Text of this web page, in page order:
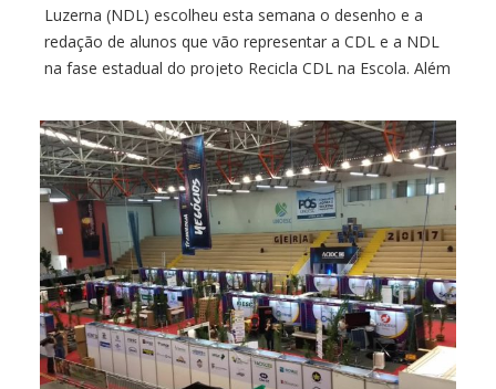
Luzerna (NDL) escolheu esta semana o desenho e a
redação de alunos que vão representar a CDL e a NDL
na fase estadual do projeto Recicla CDL na Escola. Além